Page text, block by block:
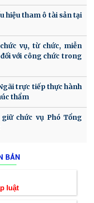
hiệu tham ô tài sản tại
vụ, từ chức, miễn
với công chức trong
trực tiếp thực hành
thẩm
chức vụ Phó Tổng
BẢN
luật